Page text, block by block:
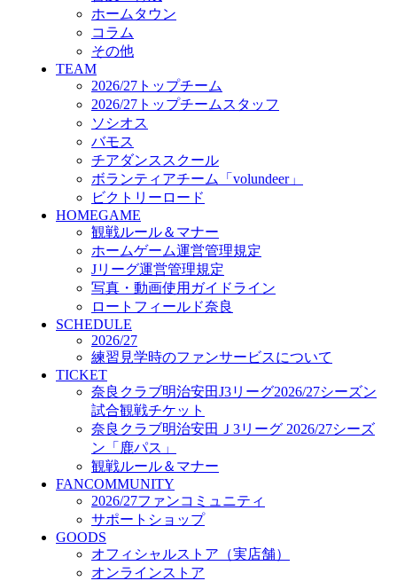
2026/27
練習見学時のファンサービスについて
TICKET
奈良クラブ明治安田J3リーグ2026/27シーズン
試合観戦チケット
奈良クラブ明治安田Ｊ3リーグ 2026/27シーズ
ン「鹿パス」
観戦ルール＆マナー
FANCOMMUNITY
2026/27ファンコミュニティ
サポートショップ
GOODS
オフィシャルストア（実店舗）
オンラインストア
ACADEMY
アカデミーについて
プロジェクト
コーチ&スタッフ
ジュニア
ジュニアユース
ユース
練習拠点（ナラディーア）
SCHOOL
CLUB
2026/27 パートナー企業
パートナー募集
クラブ理念
クラブ情報
サステナビリティ
Web制作支援
応援プロジェクト
ホームタウン
コラム
その他
TEAM
2026/27トップチーム
2026/27トップチームスタッフ
ソシオス
バモス
チアダンススクール
ボランティアチーム「volundeer」
ビクトリーロード
HOMEGAME
観戦ルール＆マナー
ホームゲーム運営管理規定
Jリーグ運営管理規定
写真・動画使用ガイドライン
ロートフィールド奈良
SCHEDULE
2026/27
練習見学時のファンサービスについて
TICKET
奈良クラブ明治安田J3リーグ2026/27シーズン
試合観戦チケット
奈良クラブ明治安田Ｊ3リーグ 2026/27シーズ
ン「鹿パス」
観戦ルール＆マナー
FANCOMMUNITY
2026/27ファンコミュニティ
サポートショップ
GOODS
オフィシャルストア（実店舗）
オンラインストア